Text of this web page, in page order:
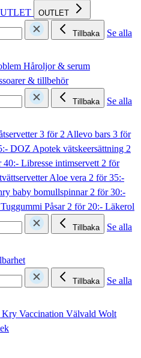
OUTLET
Tillbaka
Se alla
Håroljor & serum
& tillbehör
Tillbaka
Se alla
3 för 2 Allevo bars 3 för
DOZ Apotek vätskeersättning 2
40:- Libresse intimservett2 för
Aloe vera 2 för 35:-
baby bomullspinnar2 för 30:-
Påsar2 för 20:- Läkerol
Tillbaka
Se alla
Tillbaka
Se alla
Kry Vaccination Välvald Wolt